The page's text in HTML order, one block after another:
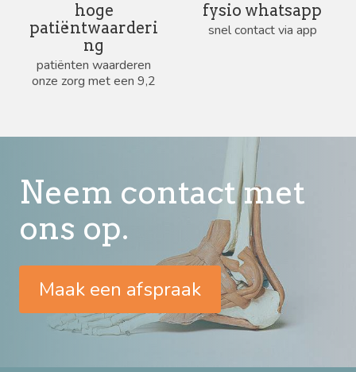
hoge
patiëntwaarderi
ng
patiënten waarderen
onze zorg met een 9,2
fysio whatsapp
snel contact via app
Neem contact met
ons op.
Maak een afspraak